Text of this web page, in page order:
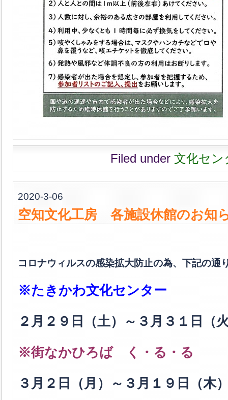
Filed under 文化セン
2020-3-06
空知文化工房 各施設休館のお知
コロナウィルスの感染拡大防止の為、下記の通
※たきかわ文化センター
２月２９日（土）～３月３１日（
※街なかひろば く・る・る
３月２日（月）～３月１９日（木